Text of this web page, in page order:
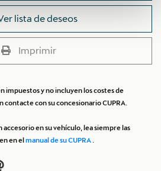
lista de deseos
Imprimir
impuestos y no incluyen los costes de
con su concesionario CUPRA.
accesorio en su vehículo, lea siempre las
en elmanual de su CUPRA